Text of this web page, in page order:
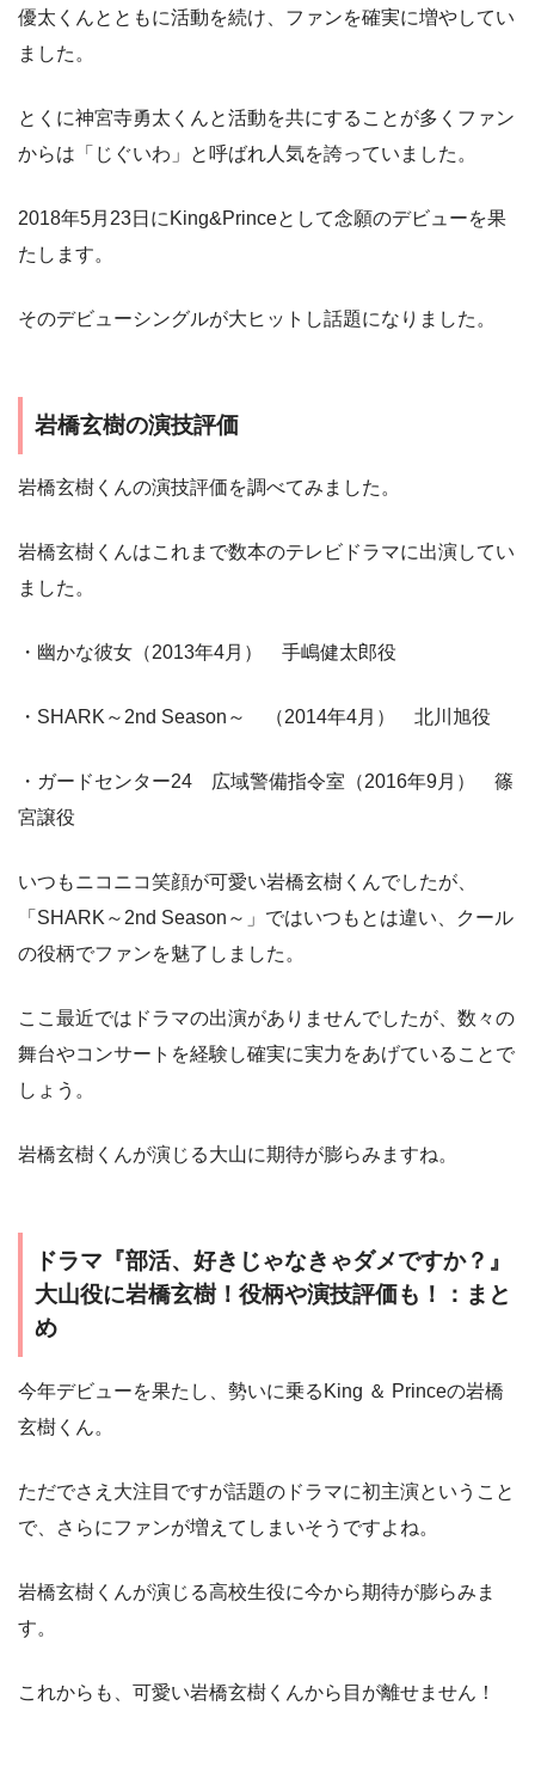
優太くんとともに活動を続け、ファンを確実に増やしてい
ました。
とくに神宮寺勇太くんと活動を共にすることが多くファン
からは「じぐいわ」と呼ばれ人気を誇っていました。
2018年5月23日にKing&Princeとして念願のデビューを果
たします。
そのデビューシングルが大ヒットし話題になりました。
岩橋玄樹の演技評価
岩橋玄樹くんの演技評価を調べてみました。
岩橋玄樹くんはこれまで数本のテレビドラマに出演してい
ました。
・幽かな彼女（2013年4月） 手嶋健太郎役
・SHARK～2nd Season～ （2014年4月） 北川旭役
・ガードセンター24 広域警備指令室（2016年9月） 篠
宮譲役
いつもニコニコ笑顔が可愛い岩橋玄樹くんでしたが、
「SHARK～2nd Season～」ではいつもとは違い、クール
の役柄でファンを魅了しました。
ここ最近ではドラマの出演がありませんでしたが、数々の
舞台やコンサートを経験し確実に実力をあげていることで
しょう。
岩橋玄樹くんが演じる大山に期待が膨らみますね。
ドラマ『部活、好きじゃなきゃダメですか？』
大山役に岩橋玄樹！役柄や演技評価も！：まと
め
今年デビューを果たし、勢いに乗るKing ＆ Princeの岩橋
玄樹くん。
ただでさえ大注目ですが話題のドラマに初主演ということ
で、さらにファンが増えてしまいそうですよね。
岩橋玄樹くんが演じる高校生役に今から期待が膨らみま
す。
これからも、可愛い岩橋玄樹くんから目が離せません！